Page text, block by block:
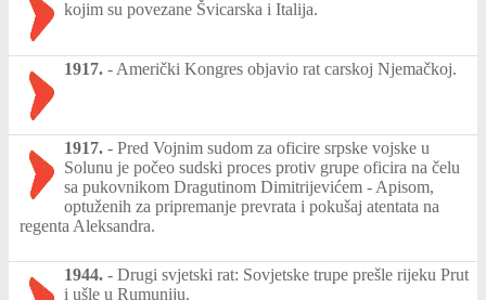
kojim su povezane Švicarska i Italija.
1917. - Američki Kongres objavio rat carskoj Njemačkoj.
1917. - Pred Vojnim sudom za oficire srpske vojske u
Solunu je počeo sudski proces protiv grupe oficira na čelu
sa pukovnikom Dragutinom Dimitrijevićem - Apisom,
optuženih za pripremanje prevrata i pokušaj atentata na
regenta Aleksandra.
1944. - Drugi svjetski rat: Sovjetske trupe prešle rijeku Prut
i ušle u Rumuniju.